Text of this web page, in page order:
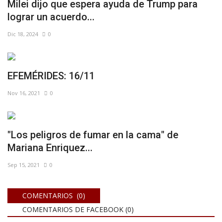
Milei dijo que espera ayuda de Trump para
lograr un acuerdo...
Dic 18, 2024 0
EFEMÉRIDES: 16/11
Nov 16, 2021 0
"Los peligros de fumar en la cama" de
Mariana Enriquez...
Sep 15, 2021 0
COMENTARIOS (0)
COMENTARIOS DE FACEBOOK (0)